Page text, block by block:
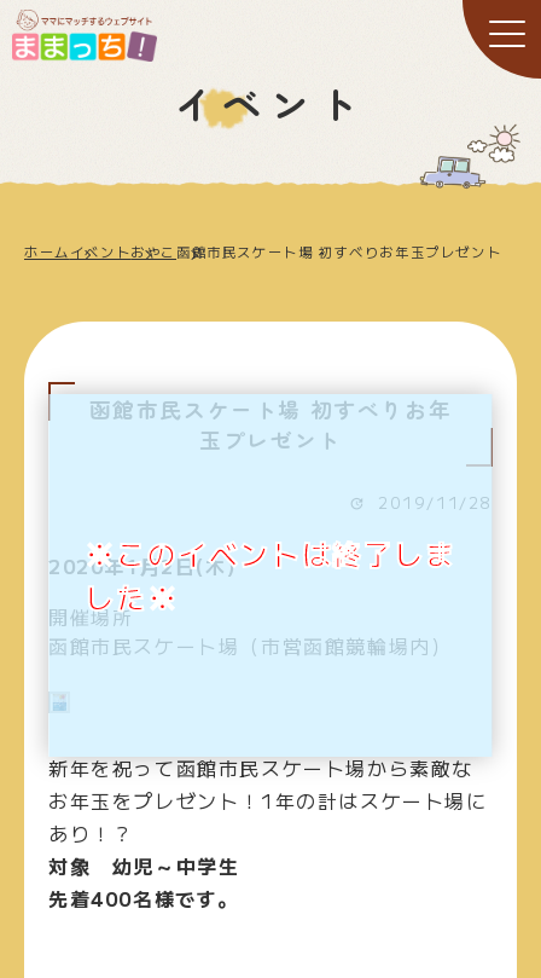
イベント
ホーム イベントおやこ 函館市民スケート場 初すべりお年玉プレゼント
函館市民スケート場 初すべりお年
玉プレゼント
2019/11/28
2020年1月2日(木)
開催場所
函館市民スケート場（市営函館競輪場内）
新年を祝って函館市民スケート場から素敵な
お年玉をプレゼント！1年の計はスケート場に
あり！？
対象 幼児～中学生
先着400名様です。
※このイベントは終了しま
した※